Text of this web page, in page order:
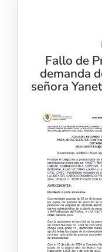
Fallo de
demanda
señora